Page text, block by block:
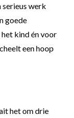
werk
goede
kind én voor
een hoop
het om drie